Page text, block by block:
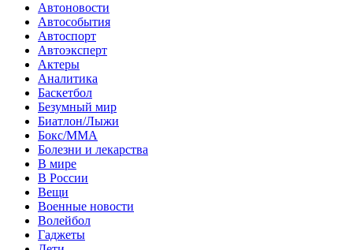
Автоновости
Автособытия
Автоспорт
Автоэксперт
Актеры
Аналитика
Баскетбол
Безумный мир
Биатлон/Лыжи
Бокс/MMA
Болезни и лекарства
В мире
В России
Вещи
Военные новости
Волейбол
Гаджеты